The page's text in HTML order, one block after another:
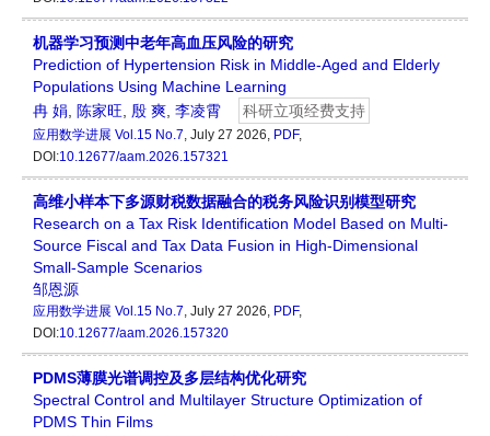
机器学习预测中老年高血压风险的研究
Prediction of Hypertension Risk in Middle-Aged and Elderly
Populations Using Machine Learning
冉 娟 陈家旺 殷 爽 李凌霄 科研立项经费支持
应用数学进展 Vol.15 No.7 , July 27 2026, PDF,
DOI:10.12677/aam.2026.157321
高维小样本下多源财税数据融合的税务风险识别模型研究
Research on a Tax Risk Identification Model Based on Multi-
Source Fiscal and Tax Data Fusion in High-Dimensional
Small-Sample Scenarios
邹恩源
应用数学进展 Vol.15 No.7 , July 27 2026, PDF,
DOI:10.12677/aam.2026.157320
PDMS薄膜光谱调控及多层结构优化研究
Spectral Control and Multilayer Structure Optimization of
PDMS Thin Films